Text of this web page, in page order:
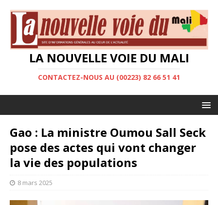
LA NOUVELLE VOIE DU MALI
CONTACTEZ-NOUS AU (00223) 82 66 51 41
Gao : La ministre Oumou Sall Seck
pose des actes qui vont changer
la vie des populations
8 mars 2025